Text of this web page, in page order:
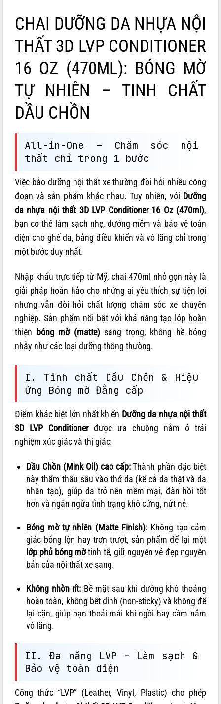
CHAI DƯỠNG DA NHỰA NỘI
THẤT 3D LVP CONDITIONER
16 OZ (470ML): BÓNG MỜ
TỰ NHIÊN – TINH CHẤT
DẦU CHỒN
All-in-One – Chăm sóc nội
thất chỉ trong 1 bước
Việc bảo dưỡng nội thất xe thường đòi hỏi nhiều công
đoạn và sản phẩm khác nhau. Tuy nhiên, với Dưỡng
da nhựa nội thất 3D LVP Conditioner 16 Oz (470ml),
bạn có thể làm sạch nhẹ, dưỡng mềm và bảo vệ toàn
diện cho ghế da, bảng điều khiển và vô lăng chỉ trong
một bước duy nhất.
Nhập khẩu trực tiếp từ Mỹ, chai 470ml nhỏ gọn này là
giải pháp hoàn hảo cho những ai yêu thích sự tiện lợi
nhưng vẫn đòi hỏi chất lượng chăm sóc xe chuyên
nghiệp. Sản phẩm nổi bật với khả năng tạo lớp hoàn
thiện bóng mờ (matte)sang trọng, không hề bóng
nhẫy như các loại dưỡng thông thường.
I. Tinh chất Dầu Chồn & Hiệu
ứng Bóng mờ Đẳng cấp
Điểm khác biệt lớn nhất khiến Dưỡng da nhựa nội thất
3D LVP Conditionerđược ưa chuộng nằm ở trải
nghiệm xúc giác và thị giác:
Dầu Chồn (Mink Oil) cao cấp:Thành phần đặc biệt
này thẩm thấu sâu vào thớ da (kể cả da thật và da
nhân tạo), giúp da trở nên mềm mại, đàn hồi tốt
hơn và ngăn ngừa tình trạng khô cứng, nứt nẻ.
Bóng mờ tự nhiên (Matte Finish): Không tạo cảm
giác bóng lộn hay trơn trượt, sản phẩm để lại một
lớp phủ bóng mờtinh tế, giữ nguyên vẻ đẹp nguyên
bản của nội thất xe sang.
Không nhờn rít: Bề mặt sau khi dưỡng khô thoáng
hoàn toàn, không bết dính (non-sticky) và không để
lại cặn, giúp bạn thoải mái khi ngồi hay cầm nắm
vô lăng.
II. Đa năng LVP – Làm sạch &
Bảo vệ toàn diện
Công thức “LVP” (Leather, Vinyl, Plastic) cho phép